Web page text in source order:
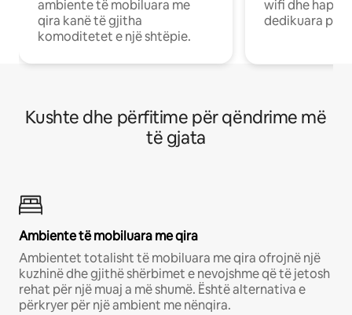
ambiente të mobiluara me
qira kanë të gjitha
komoditetet e një shtëpie.
wifi dhe
dedikuara
Kushte dhe përfitime për qëndrime më
të gjata
Ambiente të mobiluara me qira
Ambientet totalisht të mobiluara me qira ofrojnë një
kuzhinë dhe gjithë shërbimet e nevojshme që të jetosh
rehat për një muaj a më shumë. Është alternativa e
përkryer për një ambient me nënqira.